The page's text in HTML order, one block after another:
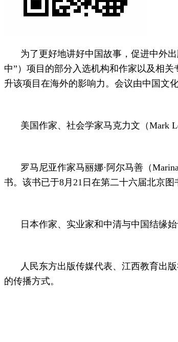
为了更好地讲好中国故事，促进中外
中”）项目的部分入选机构和作家以及相
升该项目在海外的影响力。会议由中国文
美国作家、社会学家马克力文（Mark
罗马尼亚作家马丽娜·阿尔马善（
书。该书已于8月21日在第二十六届北京图
日本作家、实业家和中清与中国结缘
人民东方出版传媒代表、江西教育出
的传播方式。